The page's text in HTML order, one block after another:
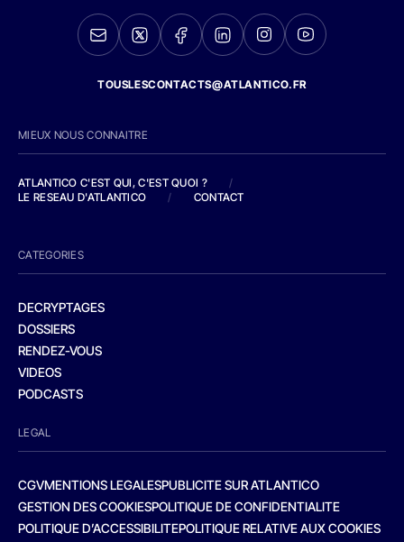
TOUSLESCONTACTS@ATLANTICO.FR
MIEUX NOUS CONNAITRE
ATLANTICO C'EST QUI, C'EST QUOI ?
/
LE RESEAU D'ATLANTICO
/ CONTACT
CATEGORIES
DECRYPTAGES
DOSSIERS
RENDEZ-VOUS
VIDEOS
PODCASTS
LEGAL
CGVMENTIONS LEGALESPUBLICITE SUR ATLANTICO
GESTION DES COOKIESPOLITIQUE DE CONFIDENTIALITE
POLITIQUE D’ACCESSIBILITEPOLITIQUE RELATIVE AUX COOKIES